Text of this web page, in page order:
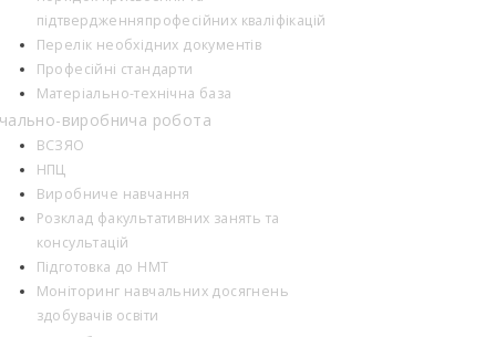
підтвердженняпрофесійних кваліфікацій
Перелік необхідних документів
Професійні стандарти
Матеріально-технічна база
виробнича робота
ВСЗЯО
НПЦ
Виробниче навчання
Розклад факультативних занять та
консультацій
Підготовка до НМТ
Моніторинг навчальних досягнень
здобувачів освіти